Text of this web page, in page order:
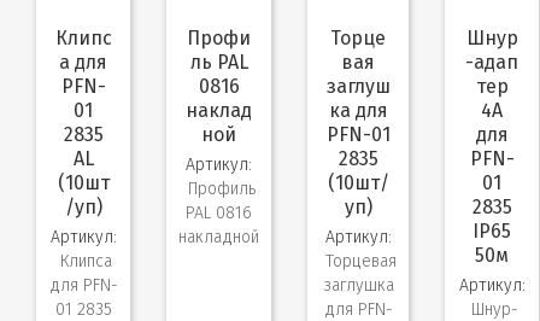
Клипс
а для
PFN-
01
2835
AL
(10шт
/уп)
Артикул:
Клипса
для PFN-
01 2835
Профи
ль PAL
0816
наклад
ной
Артикул:
Профиль
PAL 0816
накладной
Торце
вая
заглуш
ка для
PFN-01
2835
(10шт/
уп)
Артикул:
Торцевая
заглушка
для PFN-
Шнур
-адап
тер
4A
для
PFN-
01
2835
IP65
50м
Артикул:
Шнур-